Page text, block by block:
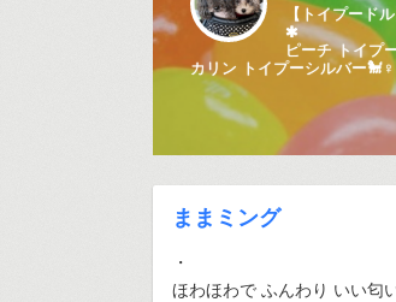
【トイプード
✱
ピーチ トイプ
カリン トイプーシルバー
ままミング
・
ほわほわで ふんわり いい